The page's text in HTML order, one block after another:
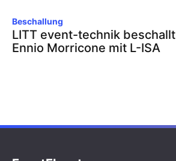
Beschallung
LITT event-technik beschallt
Ennio Morricone mit L-ISA